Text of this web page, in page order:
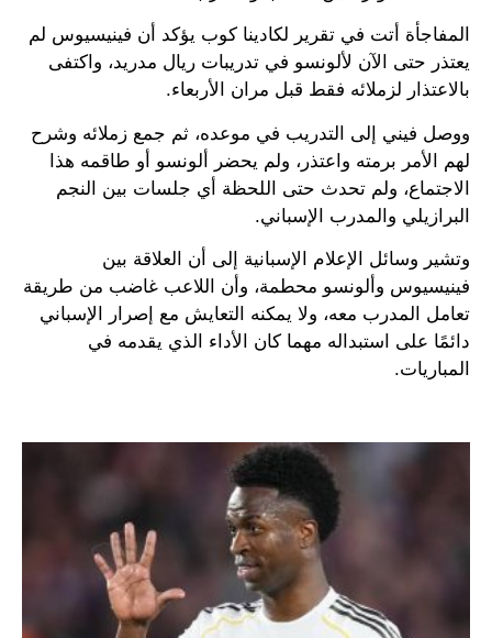
المفاجأة أتت في تقرير لكادينا كوب يؤكد أن فينيسيوس لم
يعتذر حتى الآن لألونسو في تدريبات ريال مدريد، واكتفى
بالاعتذار لزملائه فقط قبل مران الأربعاء.
ووصل فيني إلى التدريب في موعده، ثم جمع زملائه وشرح
لهم الأمر برمته واعتذر، ولم يحضر ألونسو أو طاقمه هذا
الاجتماع، ولم تحدث حتى اللحظة أي جلسات بين النجم
البرازيلي والمدرب الإسباني.
وتشير وسائل الإعلام الإسبانية إلى أن العلاقة بين
فينيسيوس وألونسو محطمة، وأن اللاعب غاضب من طريقة
تعامل المدرب معه، ولا يمكنه التعايش مع إصرار الإسباني
دائمًا على استبداله مهما كان الأداء الذي يقدمه في
المباريات.